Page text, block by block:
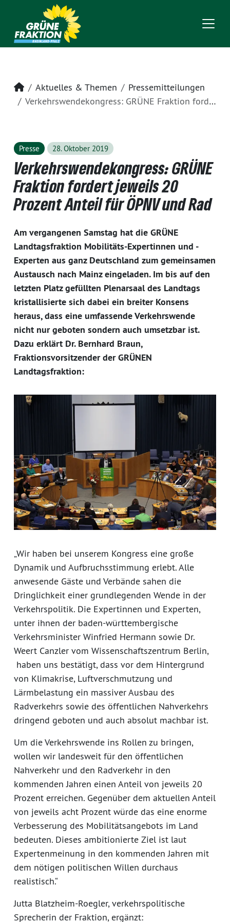
Startseite
Aktuelles & Themen
Pressemitteilungen
Verkehrswendekongress: GRÜNE Fraktion fordert jeweils 20 Prozent Anteil für ÖPNV und Rad
Presse 28. Oktober 2019
Verkehrswendekongress: GRÜNE
Fraktion fordert jeweils 20
Prozent Anteil für ÖPNV und Rad
Am vergangenen Samstag hat die GRÜNE
Landtagsfraktion Mobilitäts-Expertinnen und -
Experten aus ganz Deutschland zum gemeinsamen
Austausch nach Mainz eingeladen. Im bis auf den
letzten Platz gefüllten Plenarsaal des Landtags
kristallisierte sich dabei ein breiter Konsens
heraus, dass eine umfassende Verkehrswende
nicht nur geboten sondern auch umsetzbar ist.
Dazu erklärt Dr. Bernhard Braun,
Fraktionsvorsitzender der GRÜNEN
Landtagsfraktion:
„Wir haben bei unserem Kongress eine große
Dynamik und Aufbruchsstimmung erlebt. Alle
anwesende Gäste und Verbände sahen die
Dringlichkeit einer grundlegenden Wende in der
Verkehrspolitik. Die Expertinnen und Experten,
unter ihnen der baden-württembergische
Verkehrsminister Winfried Hermann sowie Dr.
Weert Canzler vom Wissenschaftszentrum Berlin,
haben uns bestätigt, dass vor dem Hintergrund
von Klimakrise, Luftverschmutzung und
Lärmbelastung ein massiver Ausbau des
Radverkehrs sowie des öffentlichen Nahverkehrs
dringend geboten und auch absolut machbar ist.
Um die Verkehrswende ins Rollen zu bringen,
wollen wir landesweit für den öffentlichen
Nahverkehr und den Radverkehr in den
kommenden Jahren einen Anteil von jeweils 20
Prozent erreichen. Gegenüber dem aktuellen Anteil
von jeweils acht Prozent würde das eine enorme
Verbesserung des Mobilitätsangebots im Land
bedeuten. Dieses ambitionierte Ziel ist laut
Expertenmeinung in den kommenden Jahren mit
dem nötigen politischen Willen durchaus
realistisch.“
Jutta Blatzheim-Roegler, verkehrspolitische
Sprecherin der Fraktion, ergänzt: